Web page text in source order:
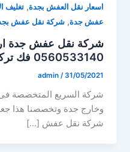
اسعار نقل العفش بجدة,تغليف
عفش جدة,شركة نقل عفش
شركة نقل عفش جدة
0560533140 فك تركيب تغليف ضمان
admin /31/05/2021
شركة السريع المتخصصة
وخارج جدة وتخصصنا هذا
شركة نقل عفش […]